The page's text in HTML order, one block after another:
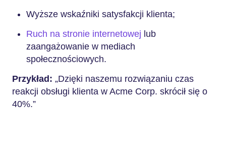
Wyższe wskaźniki satysfakcji klienta;
Ruch na stronie internetowej lub
zaangażowanie w mediach
społecznościowych.
Przykład: „Dzięki naszemu rozwiązaniu czas
reakcji obsługi klienta w Acme Corp. skrócił się o
40%.”